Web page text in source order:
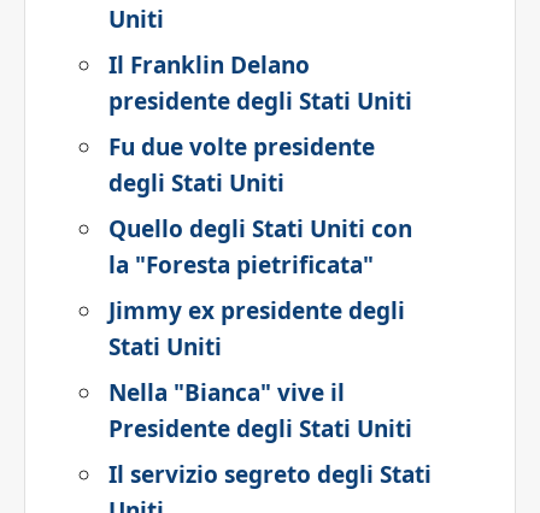
Uniti
Il Franklin Delano
presidente degli Stati Uniti
Fu due volte presidente
degli Stati Uniti
Quello degli Stati Uniti con
la "Foresta pietrificata"
Jimmy ex presidente degli
Stati Uniti
Nella "Bianca" vive il
Presidente degli Stati Uniti
Il servizio segreto degli Stati